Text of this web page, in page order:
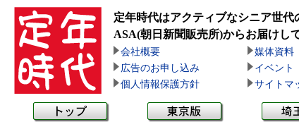
定年時代はアクティブなシニア世代
ASA(朝日新聞販売所)からお届けし
会社概要 媒体資料
広告のお申し込み
イベント
個人情報保護方針
サイトマ